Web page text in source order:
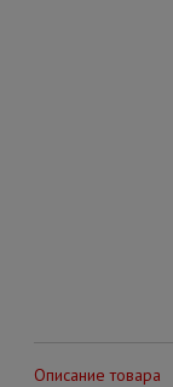
Описание товара